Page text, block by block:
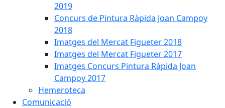
2019
Concurs de Pintura Ràpida Joan Campoy
2018
Imatges del Mercat Figueter 2018
Imatges del Mercat Figueter 2017
Imatges Concurs Pintura Ràpida Joan
Campoy 2017
Hemeroteca
Comunicació